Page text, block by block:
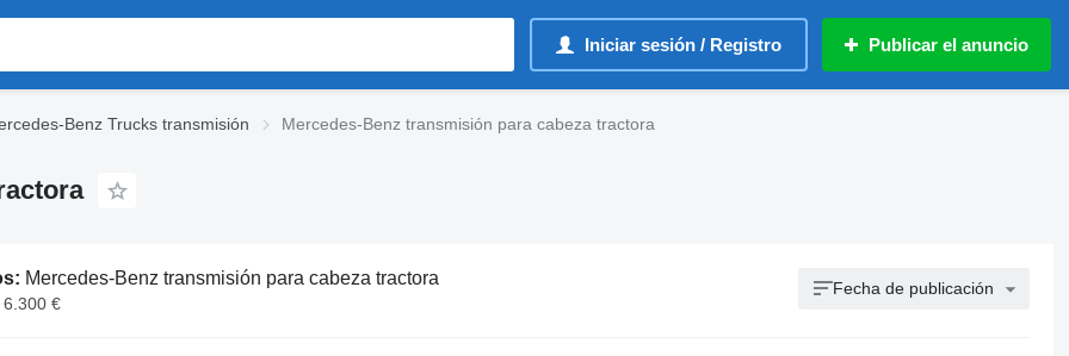
Iniciar sesión / Registro Publicar el anuncio
Benz Trucks transmisión Mercedes-Benz transmisión para cabeza tractora
Mercedes-Benz transmisión para cabeza tractora
€
Fecha de publicación